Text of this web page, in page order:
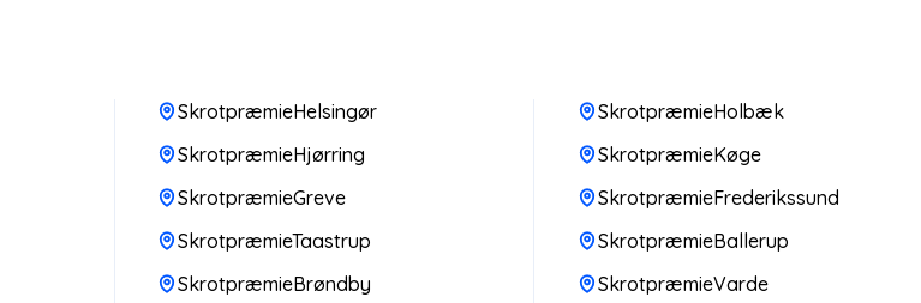
SkrotpræmieHelsingør
SkrotpræmieHjørring
SkrotpræmieGreve
SkrotpræmieTaastrup
SkrotpræmieBrøndby
SkrotpræmieHolbæk
SkrotpræmieKøge
SkrotpræmieFrederikssund
SkrotpræmieBallerup
SkrotpræmieVarde